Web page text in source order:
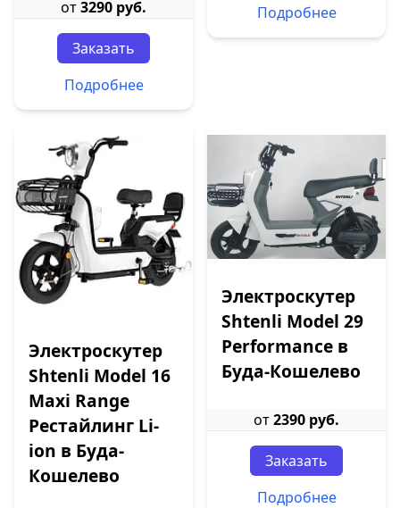
от3290 руб.
Заказать
Подробнее
Подробнее
Электроскутер
Shtenli Model 16
Maxi Range
Рестайлинг Li-
ion в Буда-
Кошелево
Электроскутер
Shtenli Model 29
Performance в
Буда-Кошелево
от2390 руб.
Заказать
Подробнее